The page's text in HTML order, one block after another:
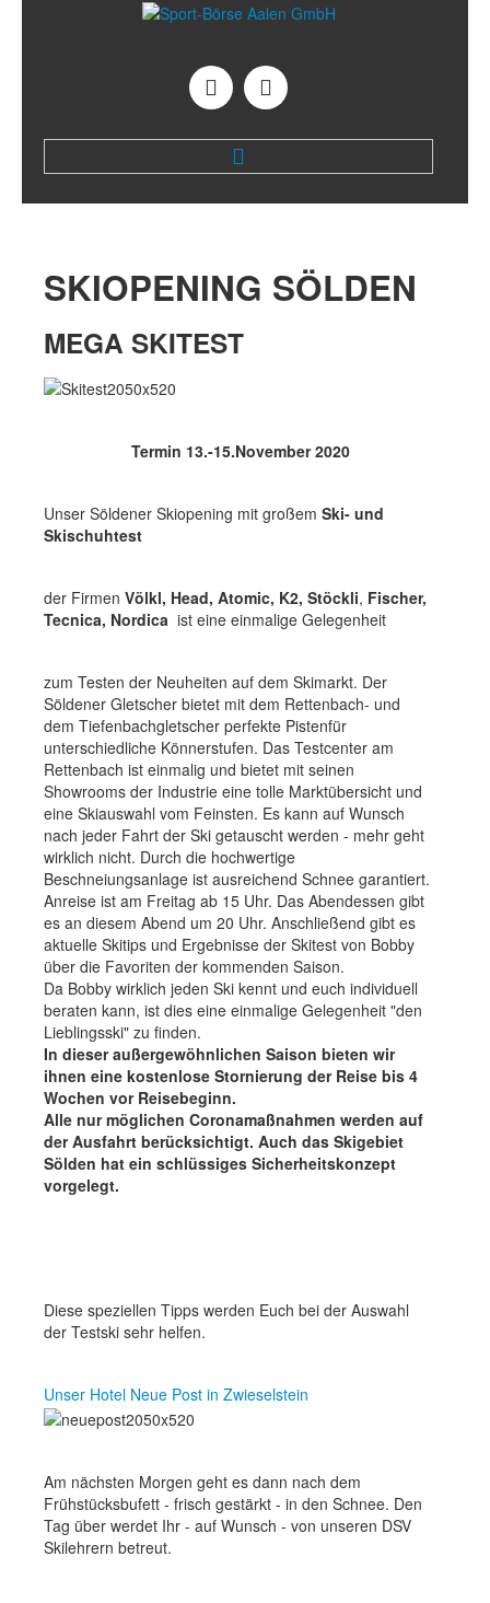
Mode
Skateboard
Wintersport
Telemark
Touren
Snowboard
Werkstatt + Service
Verleihstation
Öffnungszeiten
Kontakt & Anfahrt
Das Unternehmen
Impressum
Datenschutz
Nutzungsbedingungen
Karriere
Preise
Das Unternehmen
Nutzungsbedingungen
EVENT & KURSE
SKIOPENING SÖLDEN
MEGA SKITEST
Termin 13.-15.November 2020
Unser Söldener Skiopening mit großem Ski- und
Skischuhtest
der Firmen Völkl, Head, Atomic, K2, Stöckli, Fischer,
Tecnica, Nordica ist eine einmalige Gelegenheit
zum Testen der Neuheiten auf dem Skimarkt. Der
Söldener Gletscher bietet mit dem Rettenbach- und
dem Tiefenbachgletscher perfekte Pistenfür
unterschiedliche Könnerstufen. Das Testcenter am
Rettenbach ist einmalig und bietet mit seinen
Showrooms der Industrie eine tolle Marktübersicht und
eine Skiauswahl vom Feinsten. Es kann auf Wunsch
nach jeder Fahrt der Ski getauscht werden - mehr geht
wirklich nicht. Durch die hochwertige
Beschneiungsanlage ist ausreichend Schnee garantiert.
Anreise ist am Freitag ab 15 Uhr. Das Abendessen gibt
es an diesem Abend um 20 Uhr. Anschließend gibt es
aktuelle Skitips und Ergebnisse der Skitest von Bobby
über die Favoriten der kommenden Saison.
Da Bobby wirklich jeden Ski kennt und euch individuell
beraten kann, ist dies eine einmalige Gelegenheit "den
Lieblingsski" zu finden.
In dieser außergewöhnlichen Saison bieten wir
ihnen eine kostenlose Stornierung der Reise bis 4
Wochen vor Reisebeginn.
Alle nur möglichen Coronamaßnahmen werden auf
der Ausfahrt berücksichtigt. Auch das Skigebiet
Sölden hat ein schlüssiges Sicherheitskonzept
vorgelegt.
Diese speziellen Tipps werden Euch bei der Auswahl
der Testski sehr helfen.
Unser Hotel Neue Post in Zwieselstein
Am nächsten Morgen geht es dann nach dem
Frühstücksbufett - frisch gestärkt - in den Schnee. Den
Tag über werdet Ihr - auf Wunsch - von unseren DSV
Skilehrern betreut.